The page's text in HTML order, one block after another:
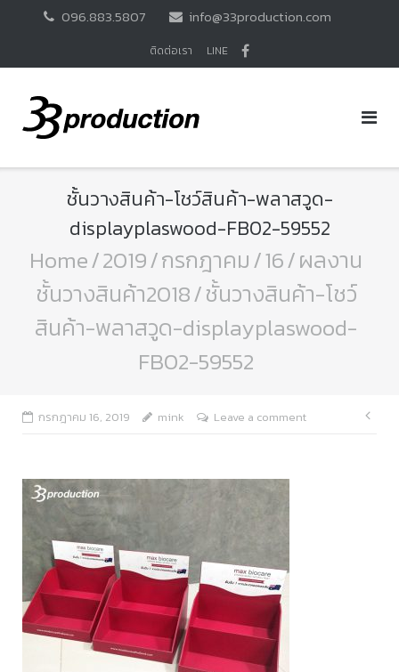
096.883.5807 info@33production.com
ติดต่อเรา LINE
ชั้นวางสินค้า-โชว์สินค้า-พลาสวูด-
displayplaswood-FB02-59552
Home/2019/กรกฎาคม/16/ผลงาน
ชั้นวางสินค้า2018/ชั้นวางสินค้า-โชว์
สินค้า-พลาสวูด-displayplaswood-
FB02-59552
กรกฎาคม 16, 2019 mink Leave a comment
แน